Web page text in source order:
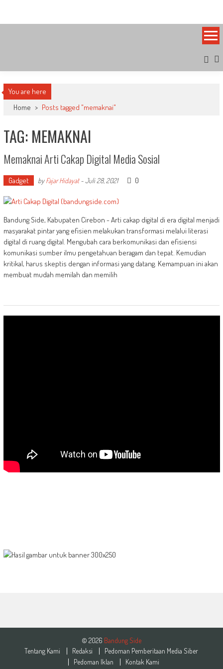
content
You are here
Home > Posts tagged "memaknai"
TAG: MEMAKNAI
Memaknai Arti Cakap Digital Media Sosial
Gadget byFajar Hidayat-Juli 28, 2021 0
Bandung Side, Kabupaten Cirebon - Arti cakap digital di era digital menjadi
masyarakat pintar yang efisien melakukan transformasi melalui literasi
digital di ruang digital. Mengubah cara berkomunikasi dan efisiensi
komunikasi sumber ilmu pengetahuan beragam dan tepat. Kemudian
kritikal, harus skeptis dengan informasi yang datang. Kemampuan ini akan
membuat mudah memilah dan memilih
© 2026 Bandung Side
Tentang Kami
Redaksi
Pedoman Pemberitaan Media Siber
Pedoman Iklan
Kontak Kami